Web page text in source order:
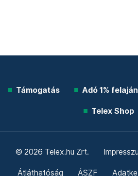
Támogatás Adó 1%
Telex Shop
© 2026 Telex.hu Zrt.
Átláthatóság ÁSZF